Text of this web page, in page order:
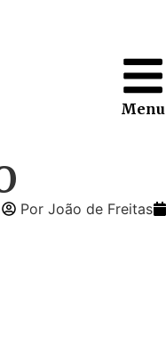
Menu
Por João de Freitas